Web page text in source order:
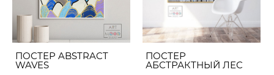
ПОСТЕР ABSTRACT
WAVES
ПОСТЕР
АБСТРАКТНЫЙ ЛЕС